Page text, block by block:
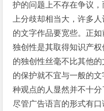
护的问题上不存在争议
上分歧却相当大，许多
的文字作品要宽些。正
独创性是其取得知识产
的独创性丝毫不比其他
的保护就不宜与一般的
种观点的人显然并不十分
尽管广告语言的形式有